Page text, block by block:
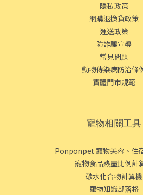
隱私政策
網購退換貨政策
運送政策
防詐騙宣導
常見問題
動物傳染病防治條
實體門市規範
寵物相關工具
Ponponpet 寵物美容、住
寵物食品熱量比例計
碳水化合物計算機
寵物知識部落格